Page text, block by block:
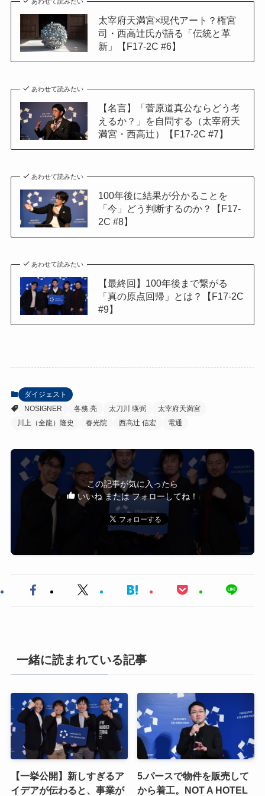
太宰府天満宮×現代アート？権宮
司・西高辻氏が語る「伝統と革
新」【F17-2C #6】
あわせて読みたい
【名言】「菅原道真公ならどう考
えるか？」を自問する（太宰府天
満宮・西高辻）【F17-2C #7】
あわせて読みたい
100年後に結果が分かることを
「今」どう判断するのか？【F17-
2C #8】
あわせて読みたい
【最終回】100年後まで繋がる
「真の原点回帰」とは？【F17-2C
#9】
ダイジェスト
NOSIGNER
各務 亮 太刀川 瑛弼
太宰府天満宮
川上（全龍）隆史
春光院 西高辻 信宏 電通
この記事が気に入ったら
いいね または フォローしてね！
一緒に読まれている記事
【一挙公開】新しすぎるア
イデアが伝わると、事業が
5.パースで物件を販売して
から着工。NOT A HOTEL